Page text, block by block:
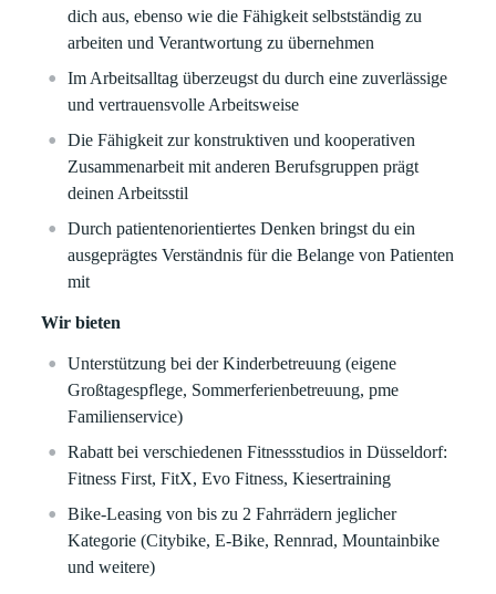
dich aus, ebenso wie die Fähigkeit selbstständig zu
arbeiten und Verantwortung zu übernehmen
Im Arbeitsalltag überzeugst du durch eine zuverlässige
und vertrauensvolle Arbeitsweise
Die Fähigkeit zur konstruktiven und kooperativen
Zusammenarbeit mit anderen Berufsgruppen prägt
deinen Arbeitsstil
Durch patientenorientiertes Denken bringst du ein
ausgeprägtes Verständnis für die Belange von Patienten
mit
Wir bieten
Unterstützung bei der Kinderbetreuung (eigene
Großtagespflege, Sommerferienbetreuung, pme
Familienservice)
Rabatt bei verschiedenen Fitnessstudios in Düsseldorf:
Fitness First, FitX, Evo Fitness, Kiesertraining
Bike-Leasing von bis zu 2 Fahrrädern jeglicher
Kategorie (Citybike, E-Bike, Rennrad, Mountainbike
und weitere)